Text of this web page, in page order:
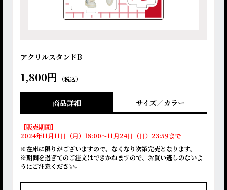
アクリルスタンドB
1,800円 （税込）
商品詳細 サイズ／カラー
【販売期間】
2024年11月11日（月）18:00〜11月24日（日）23:59まで
※在庫に限りがございますので、なくなり次第完売となります。
※期間を過ぎてのご注文はできかねますので、お買い逃しのないよ
うにご注意ください。